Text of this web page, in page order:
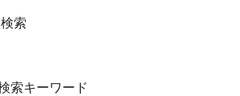
索
索キーワード